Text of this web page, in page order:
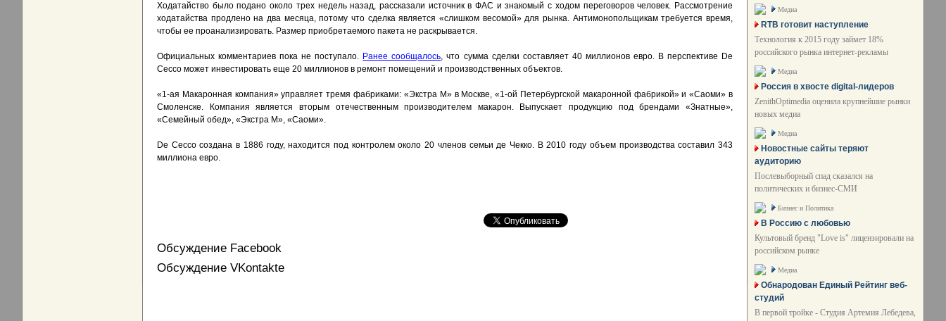
Ходатайство было подано около трех недель назад, рассказали источник в ФАС и знакомый с ходом переговоров человек. Рассмотрение
ходатайства продлено на два месяца, потому что сделка является «слишком весомой» для рынка. Антимонопольщикам требуется время,
чтобы ее проанализировать. Размер приобретаемого пакета не раскрывается.
Официальных комментариев пока не поступало. Ранее сообщалось, что сумма сделки составляет 40 миллионов евро. В перспективе De
Cecco может инвестировать еще 20 миллионов в ремонт помещений и производственных объектов.
«1-ая Макаронная компания» управляет тремя фабриками: «Экстра М» в Москве, «1-ой Петербургской макаронной фабрикой» и «Саоми» в
Смоленске. Компания является вторым отечественным производителем макарон. Выпускает продукцию под брендами «Знатные»,
«Семейный обед», «Экстра М», «Саоми».
De Cecco создана в 1886 году, находится под контролем около 20 членов семьи де Чекко. В 2010 году объем производства составил 343
миллиона евро.
Обсуждение Facebook
Обсуждение VKontakte
Медиа
RTB готовит наступление
Технология к 2015 году займет 18%
российского рынка интернет-рекламы
Медиа
Россия в хвосте digital-лидеров
ZenithOptimedia оценила крупнейшие рынки
новых медиа
Медиа
Новостные сайты теряют
аудиторию
Послевыборный спад сказался на
политических и бизнес-СМИ
Бизнес и Политика
В Россию с любовью
Культовый бренд "Love is" лицензировали на
российском рынке
Медиа
Обнародован Единый Рейтинг веб-
студий
В первой тройке - Студия Артемия Лебедева,